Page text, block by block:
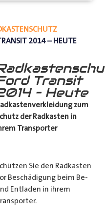
2014 – HEUTE
Transit
– Heute
zum
der Radkasten in
Transporter
Sie den Radkasten
Beschädigung beim Be-
Entladen in ihrem